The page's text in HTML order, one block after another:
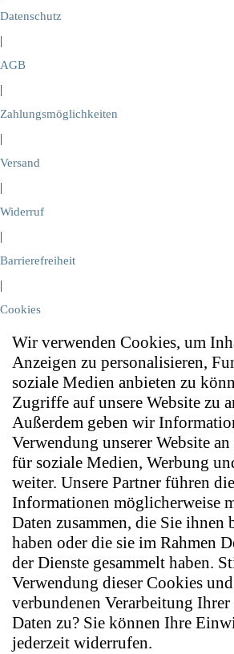
Datenschutz
|
AGB
|
Zahlungsmöglichkeiten
|
Versand
|
Widerruf
|
Barrierefreiheit
|
Cookies
Wir verwenden Cookies, um
Anzeigen zu personalisieren,
soziale Medien anbieten zu
Zugriffe auf unsere Website zu
Außerdem geben wir
Verwendung unserer Website
für soziale Medien, Werbung
weiter. Unsere Partner führen
Informationen möglicherweise
Daten zusammen, die Sie ihnen
haben oder die sie im Rahmen
der Dienste gesammelt haben.
Verwendung dieser Cookies
verbundenen Verarbeitung
Daten zu? Sie können Ihre
jederzeit widerrufen.